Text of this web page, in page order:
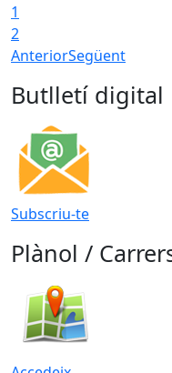
1
2
AnteriorSegüent
Butlletí digital
Subscriu-te
Plànol /